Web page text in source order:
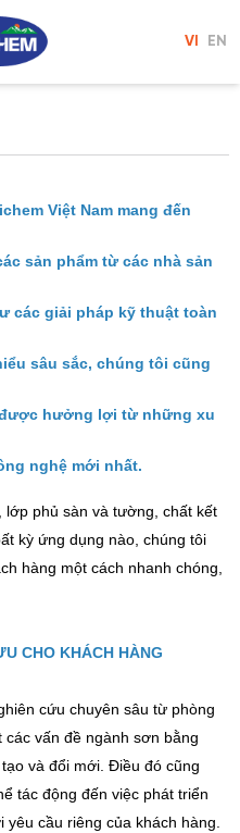
VI EN
Việt Nam mang đến
sản phẩm từ các nhà sản
các giải pháp kỹ thuật toàn
sâu sắc, chúng tôi cũng
hưởng lợi từ những xu
nghệ mới nhất.
lớp phủ sàn và tường, chất kết
kỳ ứng dụng nào, chúng tôi
hàng một cách nhanh chóng,
CHO KHÁCH HÀNG
cứu chuyên sâu từ phòng
các vấn đề ngành sơn bằng
và đổi mới. Điều đó cũng
tác động đến việc phát triển
cầu riêng của khách hàng.